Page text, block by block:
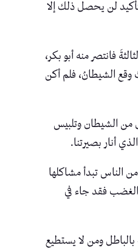
لن يحصل ذلك إلا
فانتصر منه أبو بكر،
وقع الشيطانُ، فلم أكن
من الشيطان وتلبيس
أنار بصيرتنا.
الناس تبدأ مشاكلها
الغضب فقد جاء في
ومن لا يستطيع